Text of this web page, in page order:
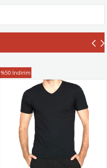
T-Shirt
%50 İndirim